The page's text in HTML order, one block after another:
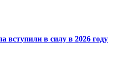
вступили в силу в 2026 году